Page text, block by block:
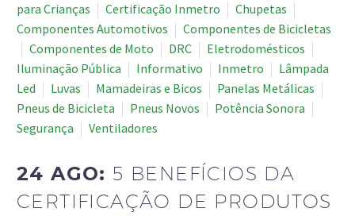
para Crianças
Certificação Inmetro
Chupetas
Componentes Automotivos
Componentes de Bicicletas
Componentes de Moto
DRC
Eletrodomésticos
Iluminação Pública
Informativo Inmetro
Lâmpada
Led
Luvas Mamadeiras e Bicos
Panelas Metálicas
Pneus de Bicicleta
Pneus Novos
Potência Sonora
Segurança
Ventiladores
24 AGO: 5 BENEFÍCIOS DA
CERTIFICAÇÃO DE PRODUTOS